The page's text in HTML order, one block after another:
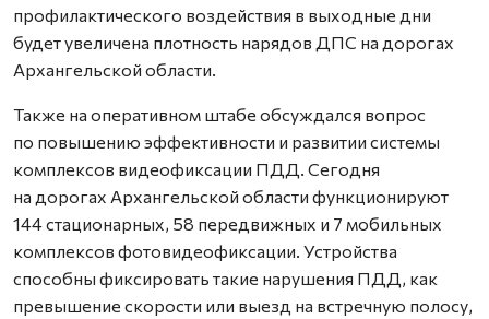
профилактического воздействия в выходные дни
будет увеличена плотность нарядов ДПС на дорогах
Архангельской области.
Также на оперативном штабе обсуждался вопрос
по повышению эффективности и развитии системы
комплексов видеофиксации ПДД. Сегодня
на дорогах Архангельской области функционируют
144 стационарных, 58 передвижных и 7 мобильных
комплексов фотовидеофиксации. Устройства
способны фиксировать такие нарушения ПДД, как
превышение скорости или выезд на встречную полосу,